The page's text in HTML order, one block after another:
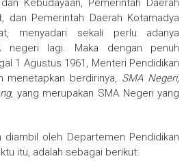
Kebudayaan, Pemerintah Daerah
dan Pemerintah Daerah Kotamadya
menyadari sekali perlu adanya
negeri lagi. Maka dengan penuh
1 Agustus 1961, Menteri Pendidikan
menetapkan berdirinya, SMA Negeri,
, yang merupakan SMA Negeri yang
diambil oleh Departemen Pendidikan
itu, adalah sebagai berikut: